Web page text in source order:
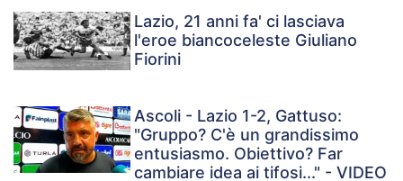
Lazio, 21 anni fa' ci lasciava
l'eroe biancoceleste Giuliano
Fiorini
Ascoli - Lazio 1-2, Gattuso:
"Gruppo? C'è un grandissimo
entusiasmo. Obiettivo? Far
cambiare idea ai tifosi..." - VIDEO